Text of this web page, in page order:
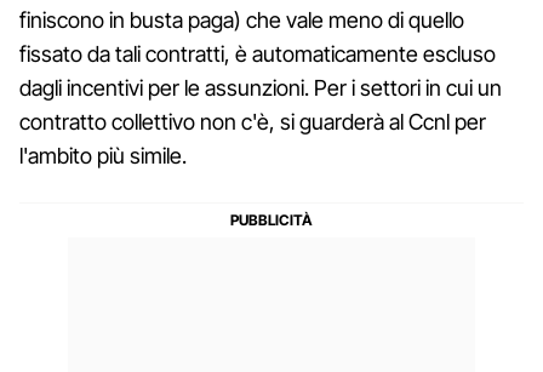
finiscono in busta paga) che vale meno di quello
fissato da tali contratti, è automaticamente escluso
dagli incentivi per le assunzioni. Per i settori in cui un
contratto collettivo non c'è, si guarderà al Ccnl per
l'ambito più simile.